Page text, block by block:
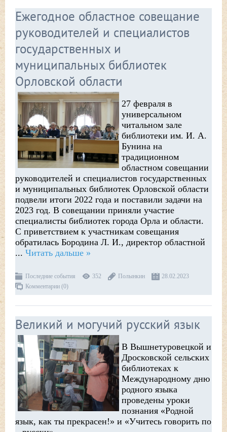
Ежегодное областное совещание
руководителей и специалистов
государственных и
муниципальных библиотек
Орловской области
27 февраля в
универсальном
читальном зале
библиотеки им. И. А.
Бунина на
традиционном
областном совещании
руководителей и специалистов государственных
и муниципальных библиотек Орловской области
подвели итоги 2022 года и поставили задачи на
2023 год. В совещании приняли участие
специалисты библиотек города Орла и области.
С приветствием к участникам совещания
обратилась Бородина Л. И., директор областной
... Читать дальше »
Последние события 352 Полынкин
28.02.2023
Комментарии (0)
Великий и могучий русский язык
В Вышнетуровецкой и
Дросковской сельских
библиотеках к
Международному дню
родного языка
проведены уроки
познания «Родной
язык, как ты прекрасен!» и «Учитесь говорить по